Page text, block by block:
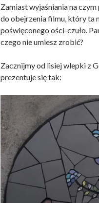
Zamiast wyjaśniania na
do obejrzenia filmu, który ta
poświęconego ości-czuło.
czego nie umiesz zrobić?
Zacznijmy od lisiej wlepki z
prezentuje się tak: